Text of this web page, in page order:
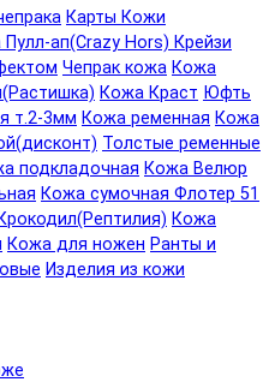
Карты Кожи
ап(Crazy Hors) Крейзи
Чепрак кожа Кожа
Кожа Краст Юфть
т.2-3мм Кожа ременная Кожа
Толстые ременные
подкладочная Кожа Велюр
Кожа сумочная Флотер 51
Кожа
Кожа для ножен Ранты и
Изделия из кожи